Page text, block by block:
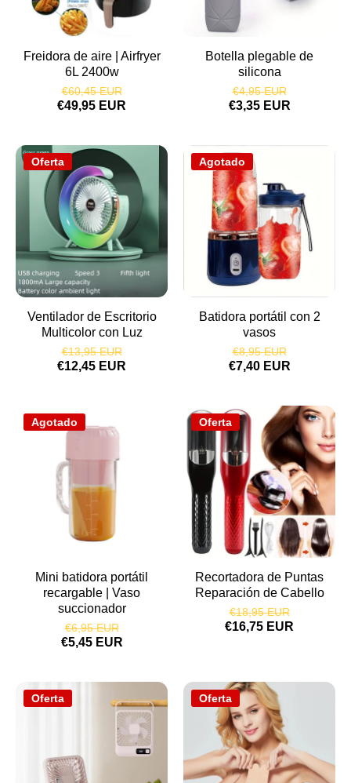
Freidora de aire | Airfryer
6L 2400w
€60,45 EUR
€49,95 EUR
Botella plegable de
silicona
€4,95 EUR
€3,35 EUR
Oferta
Ventilador de Escritorio
Multicolor con Luz
€13,95 EUR
€12,45 EUR
Agotado
Batidora portátil con 2
vasos
€8,95 EUR
€7,40 EUR
Agotado
Mini batidora portátil
recargable | Vaso
succionador
€6,95 EUR
€5,45 EUR
Oferta
Recortadora de Puntas
Reparación de Cabello
€18,95 EUR
€16,75 EUR
Oferta Oferta